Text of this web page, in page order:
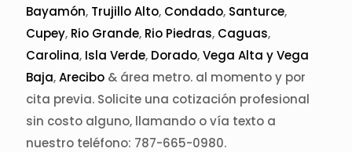
Bayamón, Trujillo Alto, Condado, Santurce,
Cupey, Rio Grande, Rio Piedras, Caguas,
Carolina, Isla Verde, Dorado,Vega Alta y Vega
Baja,Arecibo & área metro. al momento y por
cita previa. Solicite una cotización profesional
sin costo alguno, llamando o vía texto a
nuestro teléfono: 787-665-0980.